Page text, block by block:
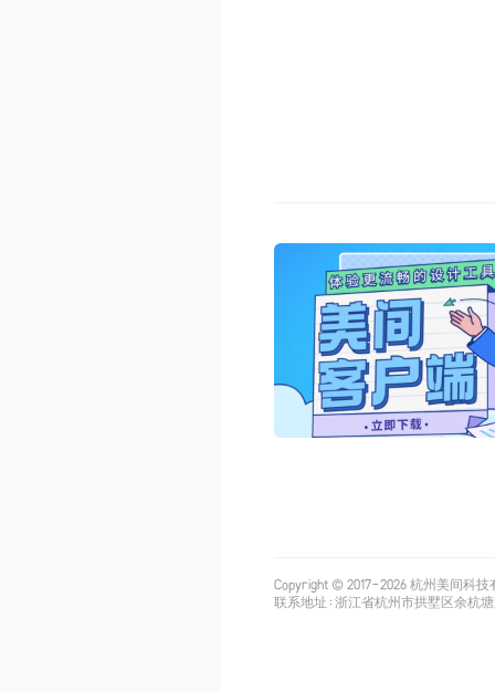
Copyright © 2017-2026杭州美间科技
联系地址：浙江省杭州市拱墅区余杭